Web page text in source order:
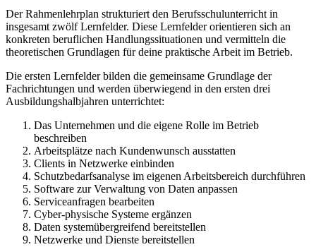
Der Rahmenlehrplan strukturiert den Berufsschulunterricht in
insgesamt zwölf Lernfelder. Diese Lernfelder orientieren sich an
konkreten beruflichen Handlungssituationen und vermitteln die
theoretischen Grundlagen für deine praktische Arbeit im Betrieb.
Die ersten Lernfelder bilden die gemeinsame Grundlage der
Fachrichtungen und werden überwiegend in den ersten drei
Ausbildungshalbjahren unterrichtet:
Das Unternehmen und die eigene Rolle im Betrieb
beschreiben
Arbeitsplätze nach Kundenwunsch ausstatten
Clients in Netzwerke einbinden
Schutzbedarfsanalyse im eigenen Arbeitsbereich durchführen
Software zur Verwaltung von Daten anpassen
Serviceanfragen bearbeiten
Cyber-physische Systeme ergänzen
Daten systemübergreifend bereitstellen
Netzwerke und Dienste bereitstellen